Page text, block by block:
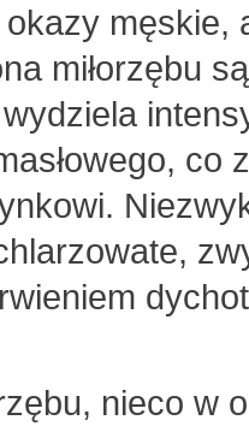
męskie,
miłorzębu
co
nieco w